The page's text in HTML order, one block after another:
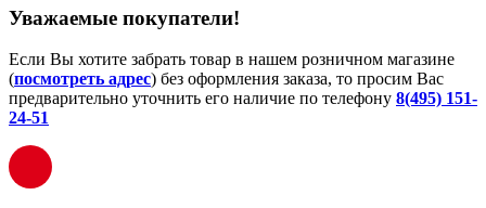
Уважаемые покупатели!
Если Вы хотите забрать товар в нашем розничном магазине
(посмотреть адрес) без оформления заказа, то просим Вас
предварительно уточнить его наличие по телефону 8(495) 151-
24-51